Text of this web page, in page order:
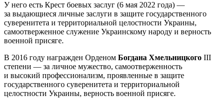
У него есть Крест боевых заслуг (6 мая 2022 года) —
за выдающиеся личные заслуги в защите государственного
суверенитета и территориальной целостности Украины,
самоотверженное служение Украинскому народу и верность
военной присяге.
В 2016 году награжден Орденом Богдана Хмельницкого III
степени — за личное мужество, самоотверженность
и высокий профессионализм, проявленные в защите
государственного суверенитета и территориальной
целостности Украины, верность военной присяге.